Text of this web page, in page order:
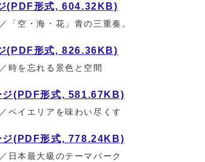
(PDF形式, 604.32KB)
「空・海・花」青の三重奏。
(PDF形式, 826.36KB)
時を忘れる景色と空間
ジ(PDF形式, 581.67KB)
ベイエリアを味わい尽くす
ジ(PDF形式, 778.24KB)
日本最大級のテーマパーク